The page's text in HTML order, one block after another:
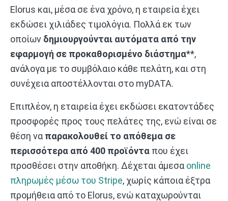
Elorus και, μέσα σε ένα χρόνο, η εταιρεία έχει
εκδώσει χιλιάδες τιμολόγια. Πολλά εκ των
οποίων δημιουργούνται αυτόματα από την
εφαρμογή σε προκαθορισμένο διάστημα**,
ανάλογα με το συμβόλαιο κάθε πελάτη, και στη
συνέχεια αποστέλλονται στο myDATA.
Επιπλέον, η εταιρεία έχει εκδώσει εκατοντάδες
προσφορές προς τους πελάτες της, ενώ είναι σε
θέση να παρακολουθεί το απόθεμα σε
περισσότερα από 400 προϊόντα που έχει
προσθέσει στην αποθήκη. Δέχεται άμεσα online
πληρωμές μέσω του Stripe, χωρίς κάποια έξτρα
προμήθεια από το Elorus, ενώ καταχωρούνται